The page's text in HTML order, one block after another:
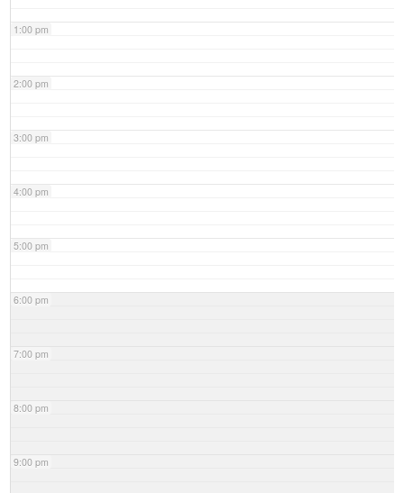
1:00 pm
2:00 pm
3:00 pm
4:00 pm
5:00 pm
6:00 pm
7:00 pm
8:00 pm
9:00 pm